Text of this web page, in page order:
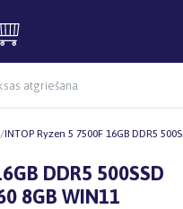
atgriešana
/INTOP Ryzen 5 7500F 16GB DDR5
DDR5 500SSD
8GB WIN11